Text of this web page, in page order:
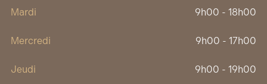
Mardi 9h00 - 18h00
Mercredi 9h00 - 17h00
Jeudi 9h00 - 19h00